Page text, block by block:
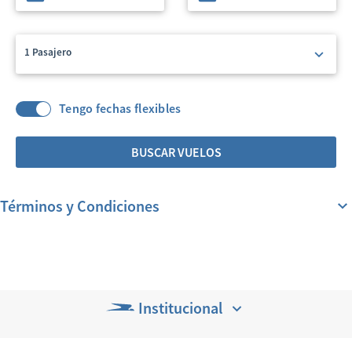
1 Pasajero
Tengo fechas flexibles
BUSCAR VUELOS
Términos y Condiciones
Institucional